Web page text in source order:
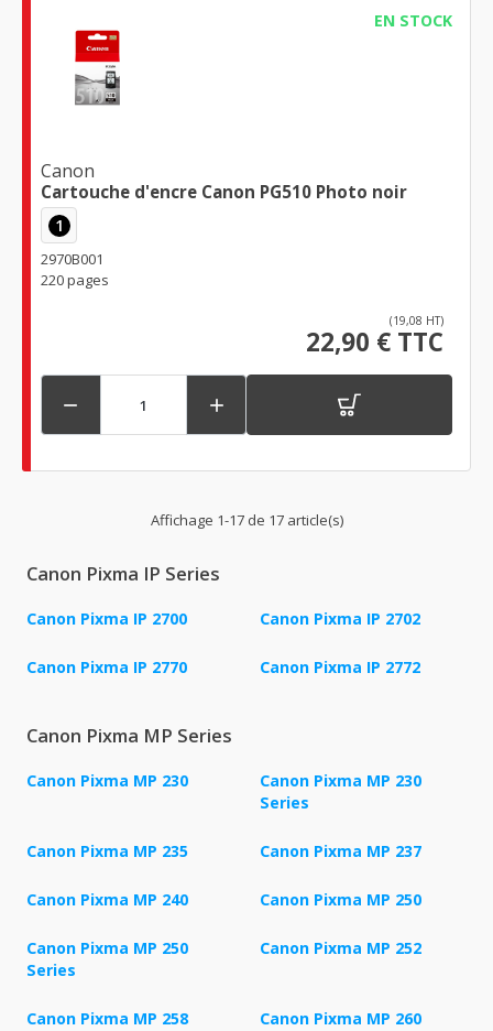
EN STOCK
Canon
Cartouche d'encre Canon PG510 Photo noir
1
2970B001
220 pages
(19,08 HT)
22,90 € TTC
 
Affichage 1-17 de 17 article(s)
Canon Pixma IP Series
Canon Pixma IP 2700 Canon Pixma IP 2702
Canon Pixma IP 2770 Canon Pixma IP 2772
Canon Pixma MP Series
Canon Pixma MP 230
Canon Pixma MP 230
Series
Canon Pixma MP 235 Canon Pixma MP 237
Canon Pixma MP 240 Canon Pixma MP 250
Canon Pixma MP 250
Series
Canon Pixma MP 252
Canon Pixma MP 258 Canon Pixma MP 260